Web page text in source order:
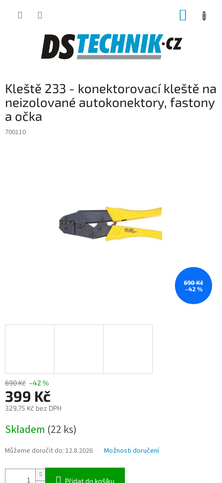
Kleště 233 - konektorovací kleště na
neizolované autokonektory, fastony
a očka
700110
690 Kč
–42 %
690 Kč –42 %
399 Kč
329,75 Kč bez DPH
cena:
Skladem (22 ks)
Můžeme doručit do: 12.8.2026 Možnosti doručení
Přidat do košíku